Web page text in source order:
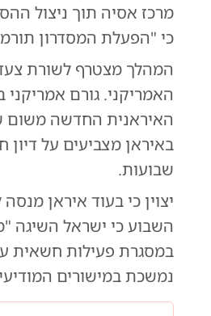
מרכז אסיה תוך ניצול
כי "הפעלת המסדרון
המהלך מצטרף לשורת
האמריקני. גורם
האיראנית החדשה משום
שבועות.
יצוין כי בעוד איראן
השבוע כי ישראל השיגה
במסגרת פעילות חשאית
נמשכת במישורים